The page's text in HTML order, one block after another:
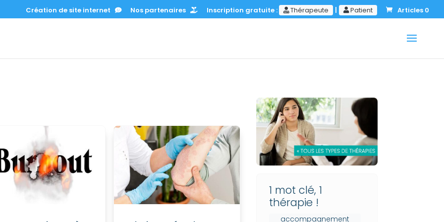
Création de site internet Nos partenaires Inscription gratuite : Thérapeute | Patient Articles 0
1 mot clé, 1
thérapie !
accompagnement